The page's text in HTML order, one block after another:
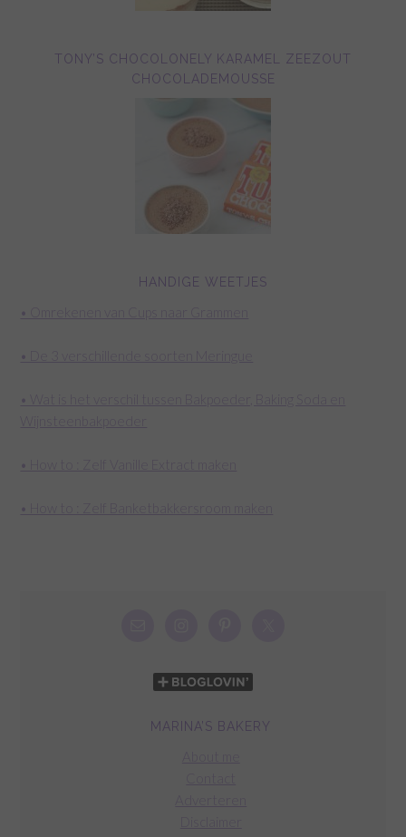
TONY’S CHOCOLONELY KARAMEL ZEEZOUT
CHOCOLADEMOUSSE
HANDIGE WEETJES
• Omrekenen van Cups naar Grammen
• De 3 verschillende soorten Meringue
• Wat is het verschil tussen Bakpoeder, Baking Soda en
• How to : Zelf Vanille Extract maken
• How to : Zelf Banketbakkersroom maken
MARINA’S BAKERY